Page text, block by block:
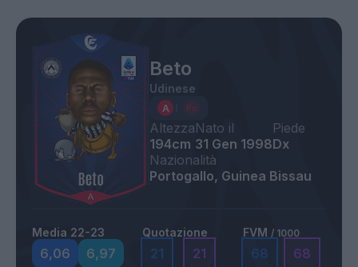
Beto
Udinese
Altezza
194cm
Nato il
31 Gen 1998
Piede
Dx
Nazionalità
Portogallo, Guinea Bissau
Media 22-23
6,06 6,97
Quotazione
21 21
FVM / 1000
68 68